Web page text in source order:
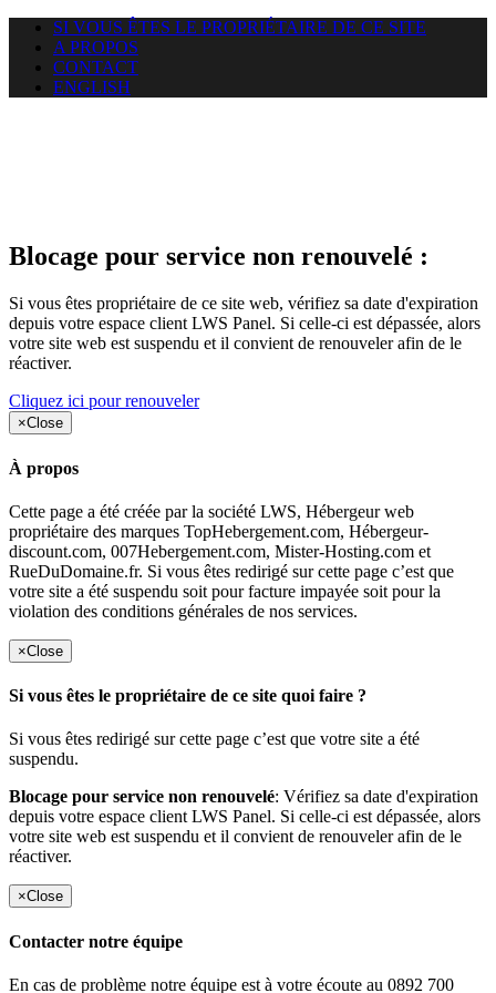
SI VOUS ÊTES LE PROPRIÉTAIRE DE CE SITE
A PROPOS
CONTACT
ENGLISH
Blocage pour service non renouvelé :
Si vous êtes propriétaire de ce site web, vérifiez sa date d'expiration
depuis votre espace client LWS Panel. Si celle-ci est dépassée, alors
votre site web est suspendu et il convient de renouveler afin de le
réactiver.
Cliquez ici pour renouveler
×Close
À propos
Cette page a été créée par la société LWS, Hébergeur web
propriétaire des marques TopHebergement.com, Hébergeur-
discount.com, 007Hebergement.com, Mister-Hosting.com et
RueDuDomaine.fr. Si vous êtes redirigé sur cette page c’est que
votre site a été suspendu soit pour facture impayée soit pour la
violation des conditions générales de nos services.
×Close
Si vous êtes le propriétaire de ce site quoi faire ?
Si vous êtes redirigé sur cette page c’est que votre site a été
suspendu.
Blocage pour service non renouvelé: Vérifiez sa date d'expiration
depuis votre espace client LWS Panel. Si celle-ci est dépassée, alors
votre site web est suspendu et il convient de renouveler afin de le
réactiver.
×Close
Contacter notre équipe
En cas de problème notre équipe est à votre écoute au 0892 700